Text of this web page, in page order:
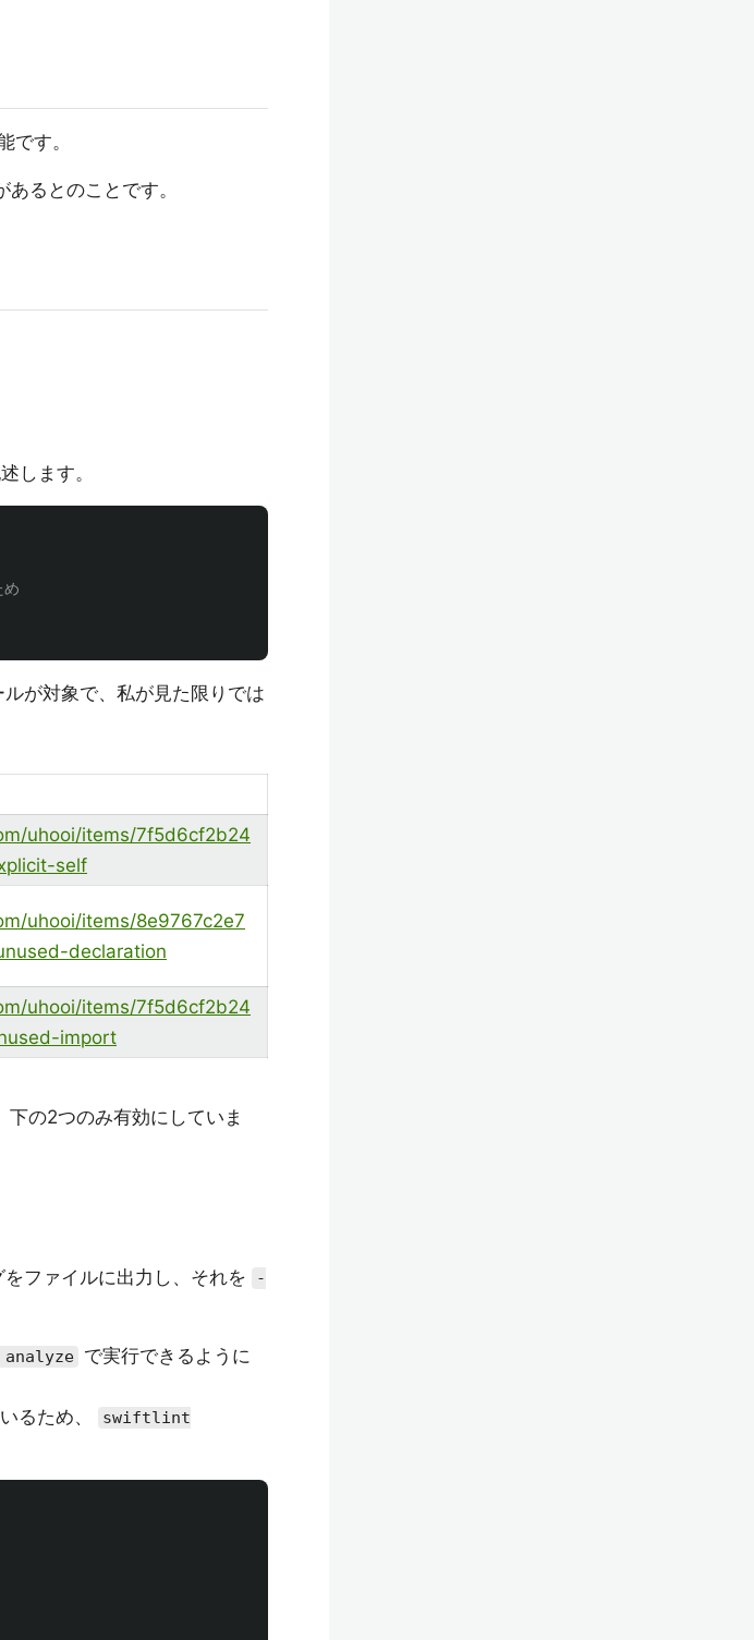
です。
るとのことです。
します。
が対象で、私が見た限りでは
uhooi/items/7f5d6cf2b24
self
uhooi/items/8e9767c2e7
declaration
uhooi/items/7f5d6cf2b24
import
の2つのみ有効にしていま
をファイルに出力し、それを
-
analyze で実行できるように
るため、
swiftlint